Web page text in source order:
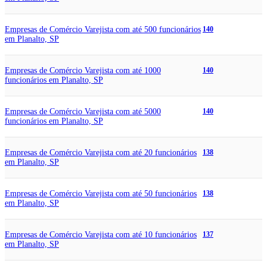
Empresas de Comércio Varejista com até 500 funcionários
em Planalto, SP
140
Empresas de Comércio Varejista com até 1000
funcionários em Planalto, SP
140
Empresas de Comércio Varejista com até 5000
funcionários em Planalto, SP
140
Empresas de Comércio Varejista com até 20 funcionários
em Planalto, SP
138
Empresas de Comércio Varejista com até 50 funcionários
em Planalto, SP
138
Empresas de Comércio Varejista com até 10 funcionários
em Planalto, SP
137